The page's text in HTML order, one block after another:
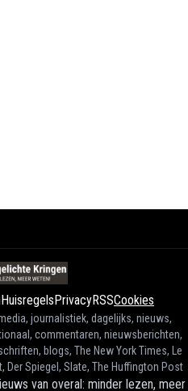
Huisregels PrivacyRSSCookies
journalistiek, dagelijks, nieuws,
commentaren, nieuwsberichten,
blogs, The New York Times, Le
Der Spiegel, Slate, The Huffington Post
van overal: minder lezen, meer